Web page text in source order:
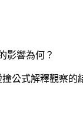
影響為何？
公式解釋觀察的